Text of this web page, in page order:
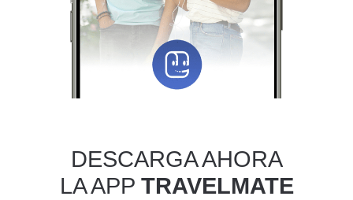
DESCARGA AHORA
LA APP TRAVELMATE